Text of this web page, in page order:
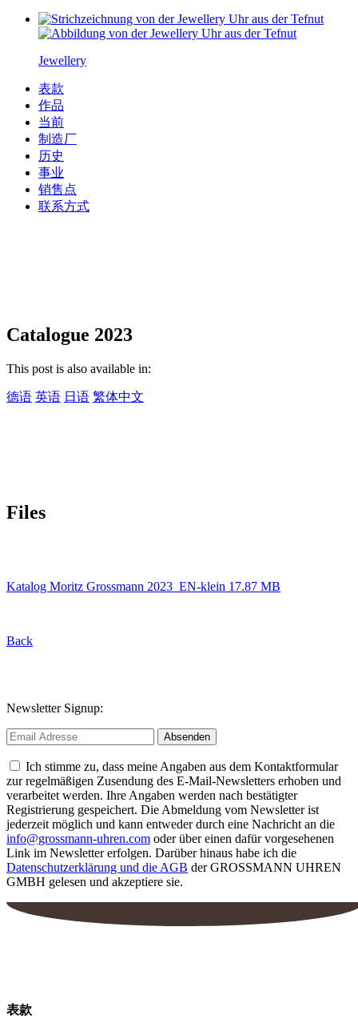
Jewellery
表款
作品
当前
制造厂
历史
事业
销售点
联系方式
Catalogue 2023
This post is also available in:
德语 英语 日语 繁体中文
Files
Katalog Moritz Grossmann 2023_EN-klein 17.87 MB
Back
Newsletter Signup:
Ich stimme zu, dass meine Angaben aus dem Kontaktformular
zur regelmäßigen Zusendung des E-Mail-Newsletters erhoben und
verarbeitet werden. Ihre Angaben werden nach bestätigter
Registrierung gespeichert. Die Abmeldung vom Newsletter ist
jederzeit möglich und kann entweder durch eine Nachricht an die
info@grossmann-uhren.com oder über einen dafür vorgesehenen
Link im Newsletter erfolgen. Darüber hinaus habe ich die
Datenschutzerklärung und die AGB der GROSSMANN UHREN
GMBH gelesen und akzeptiere sie.
表款